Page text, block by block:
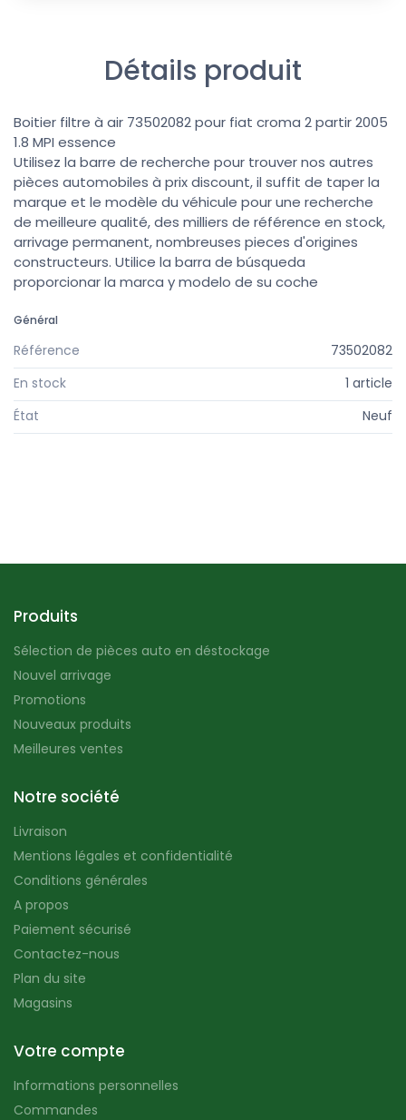
Détails produit
Boitier filtre à air 73502082 pour fiat croma 2 partir 2005
1.8 MPI essence
Utilisez la barre de recherche pour trouver nos autres
pièces automobiles à prix discount, il suffit de taper la
marque et le modèle du véhicule pour une recherche
de meilleure qualité, des milliers de référence en stock,
arrivage permanent, nombreuses pieces d'origines
constructeurs. Utilice la barra de búsqueda
proporcionar la marca y modelo de su coche
Général
Référence
73502082
En stock
1 article
État
Neuf
Produits
Sélection de pièces auto en déstockage
Nouvel arrivage
Promotions
Nouveaux produits
Meilleures ventes
Notre société
Livraison
Mentions légales et confidentialité
Conditions générales
A propos
Paiement sécurisé
Contactez-nous
Plan du site
Magasins
Votre compte
Informations personnelles
Commandes